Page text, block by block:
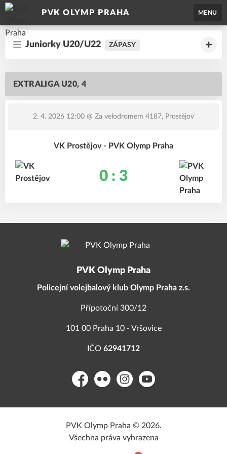
PVK OLYMP PRAHA MENU
Juniorky U20/U22 ZÁPASY
EXTRALIGA U20, 4
2. 4. 2026 12:00 @ Za velodromem 4187, Prostějov
VK Prostějov - PVK Olymp Praha
0 : 3
PVK Olymp Praha
Policejní volejbalový klub Olymp Praha z.s.
Přípotoční 300/12
101 00 Praha 10 - Vršovice
IČO 62941712
FacebookFlickr InstagramYouTube
PVK Olymp Praha © 2026.
Všechna práva vyhrazena